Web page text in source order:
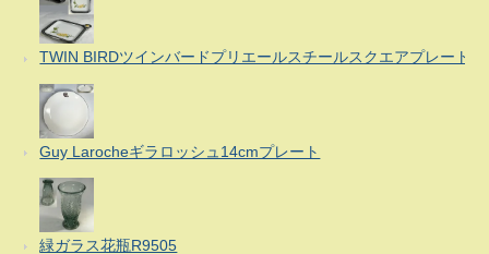
TWIN BIRDツインバードプリエールスチールスクエアプレート
Guy Larocheギラロッシュ14cmプレート
緑ガラス花瓶R9505